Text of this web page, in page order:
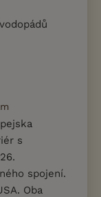
s
spojení.
Oba